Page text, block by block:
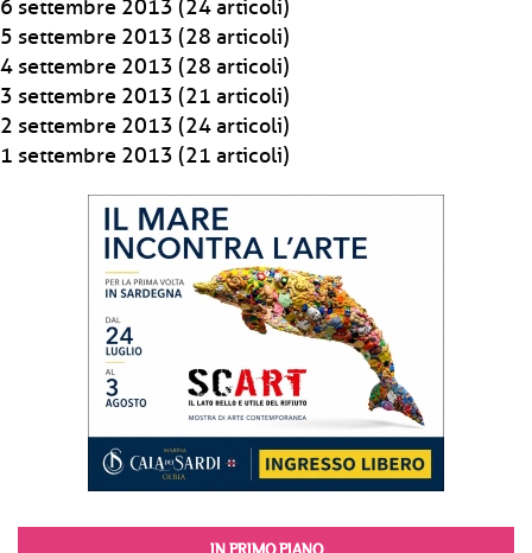
6 settembre 2013 (24 articoli)
5 settembre 2013 (28 articoli)
4 settembre 2013 (28 articoli)
3 settembre 2013 (21 articoli)
2 settembre 2013 (24 articoli)
1 settembre 2013 (21 articoli)